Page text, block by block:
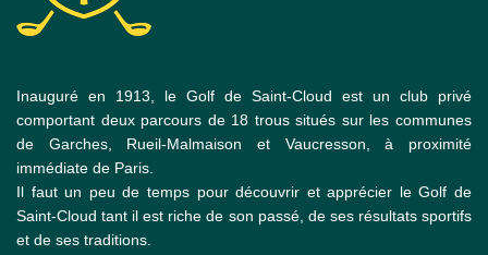
Inauguré en 1913, le Golf de Saint-Cloud est un club privé
comportant deux parcours de 18 trous situés sur les communes
de Garches, Rueil-Malmaison et Vaucresson, à proximité
immédiate de Paris.
Il faut un peu de temps pour découvrir et apprécier le Golf de
Saint-Cloud tant il est riche de son passé, de ses résultats sportifs
et de ses traditions.